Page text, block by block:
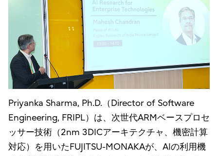
Priyanka Sharma, Ph.D.（Director of Software
Engineering, FRIPL）は、次世代ARMベースプロセ
ッサー技術（2nm 3DICアーキテクチャ、機密計算
対応）を用いたFUJITSU-MONAKAが、AIの利用機